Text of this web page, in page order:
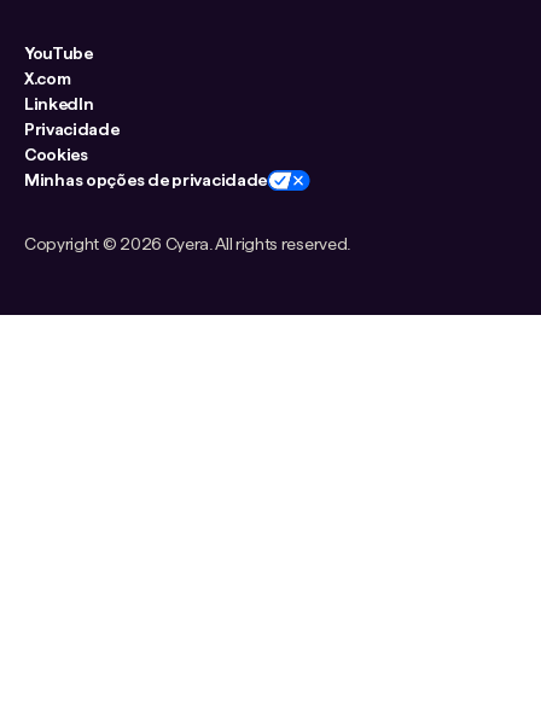
Copyright © 2026 Cyera. All rights reserved.
YouTube
X.com
LinkedIn
Privacidade
Cookies
Minhas opções de privacidade